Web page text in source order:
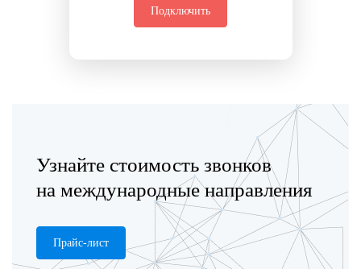
Подключить
Узнайте стоимость звонков
на международные направления
Прайс-лист